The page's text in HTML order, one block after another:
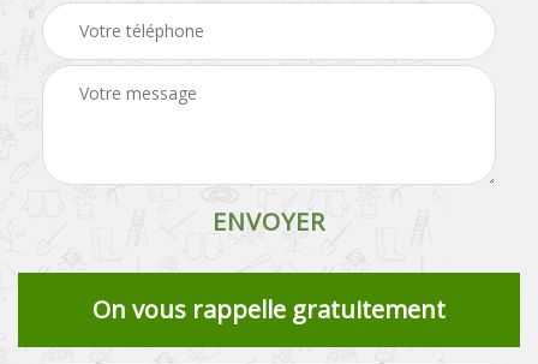
On vous rappelle gratuitement